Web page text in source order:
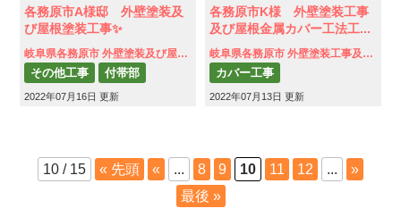
各務原市A様邸 外壁塗装及
び屋根塗装工事✨
岐阜県各務原市 外壁塗装及び屋根塗装
2022年07月16日 更新
その他工事
付帯部
外壁塗装
屋根塗装
各務原市K様 外壁塗装工事
及び屋根金属カバー工法工...
岐阜県各務原市 外壁塗装工事及び屋根金属カバー工法工事
2022年07月13日 更新
カバー工事
ガルバリウム鋼板新設工事
雨樋補修
10 / 15 « 先頭 « ... 8 9 10 11 12 ...
»
最後 »